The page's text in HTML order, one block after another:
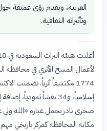
العربية، ويقدم رؤى عميقة حول
وتأثيراته الثقافية.
لأعمال المسح الأثري في محافظة
صخري نادر يحمل عبارة «الله ولي
مكانة المحافظة كمركز تاريخي مهم